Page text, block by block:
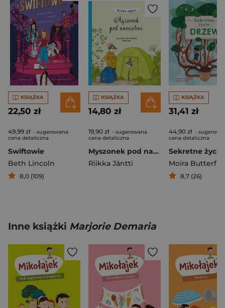
KSIĄŻKA
22,50 zł
49,99 zł - sugerowana
cena detaliczna
Swiftowie
Beth Lincoln
8,0 (109)
KSIĄŻKA
14,80 zł
19,90 zł - sugerowana
cena detaliczna
Myszonek pod namiotem
Riikka Jäntti
KSIĄŻKA
31,41 zł
44,90 zł -
cena detaliczna
Moira
8,7 (26)
Inne książki Marjorie Demaria